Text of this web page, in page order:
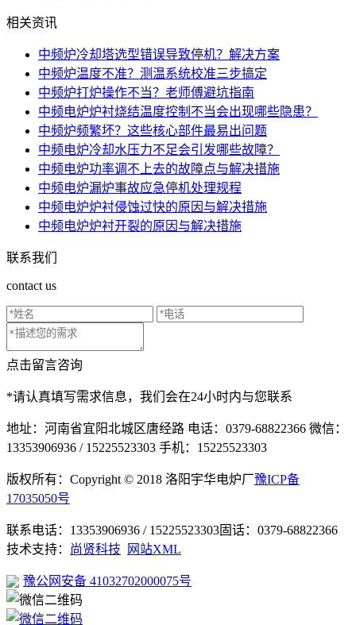
相关资讯
中频炉冷却塔选型错误导致停机？解决方案
中频炉温度不准？测温系统校准三步搞定
中频炉打炉操作不当？老师傅避坑指南
中频电炉炉衬烧结温度控制不当会出现哪些隐患？
中频炉频繁坏？这些核心部件最易出问题
中频电炉冷却水压力不足会引发哪些故障？
中频电炉功率调不上去的故障点与解决措施
中频电炉漏炉事故应急停机处理规程
中频电炉炉衬侵蚀过快的原因与解决措施
中频电炉炉衬开裂的原因与解决措施
联系我们
contact us
点击留言咨询
*请认真填写需求信息，我们会在24小时内与您联系
地址：河南省宜阳北城区唐经路 电话：0379-68822366 微信：
13353906936 / 15225523303 手机：15225523303
版权所有：Copyright © 2018 洛阳宇华电炉厂豫ICP备
17035050号
联系电话：13353906936 / 15225523303固话：0379-68822366
技术支持：
尚贤科技 网站XML
豫公网安备 41032702000075号